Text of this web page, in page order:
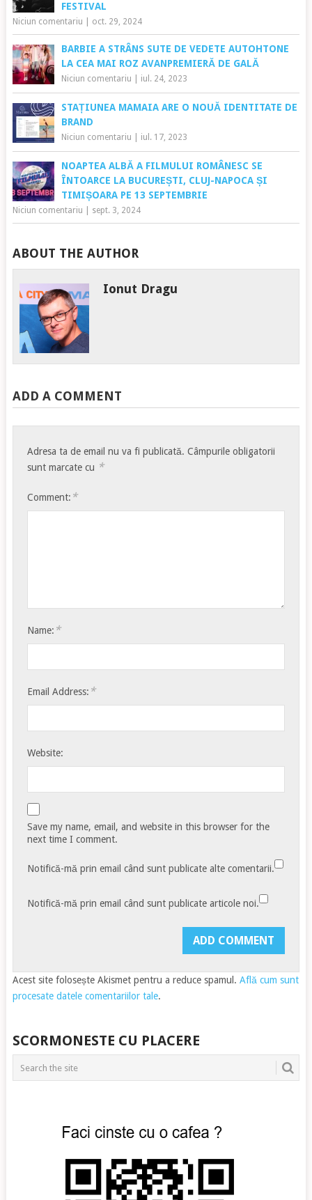
FESTIVAL
Niciun comentariu oct. 29, 2024
BARBIE A STRÂNS SUTE DE VEDETE AUTOHTONE
LA CEA MAI ROZ AVANPREMIERĂ DE GALĂ
Niciun comentariu iul. 24, 2023
STAȚIUNEA MAMAIA ARE O NOUĂ IDENTITATE DE
BRAND
Niciun comentariu iul. 17, 2023
NOAPTEA ALBĂ A FILMULUI ROMÂNESC SE
ÎNTOARCE LA BUCUREȘTI, CLUJ-NAPOCA ȘI
TIMIȘOARA PE 13 SEPTEMBRIE
Niciun comentariu sept. 3, 2024
ABOUT THE AUTHOR
Ionut Dragu
ADD A COMMENT
Adresa ta de email nu va fi publicată. Câmpurile obligatorii
sunt marcate cu *
Comment: *
Name: *
Email Address: *
Website:
Save my name, email, and website in this browser for the
next time I comment.
Notifică-mă prin email când sunt publicate alte comentarii.
Notifică-mă prin email când sunt publicate articole noi.
Acest site folosește Akismet pentru a reduce spamul. Află cum sunt
procesate datele comentariilor tale.
SCORMONESTE CU PLACERE